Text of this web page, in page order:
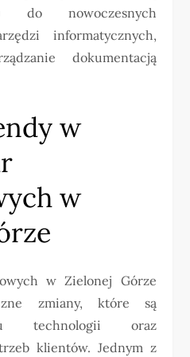
do nowoczesnych
informatycznych,
dokumentacją
w
w
w Zielonej Górze
zmiany, które są
technologii oraz
klientów. Jednym z